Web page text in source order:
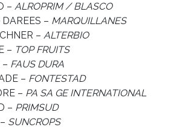
– ALROPRIM / BLASCO
– MARQUILLANES
– ALTERBIO
– TOP FRUITS
– FAUS DURA
– FONTESTAD
– PA SA GE INTERNATIONAL
– PRIMSUD
SUNCROPS